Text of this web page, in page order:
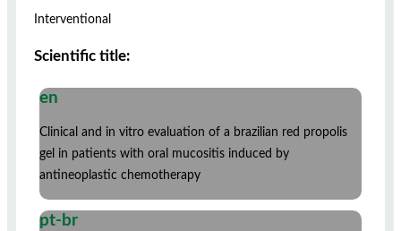
Interventional
Scientific title:
en
Clinical and in vitro evaluation of a brazilian red propolis
gel in patients with oral mucositis induced by
antineoplastic chemotherapy
pt-br